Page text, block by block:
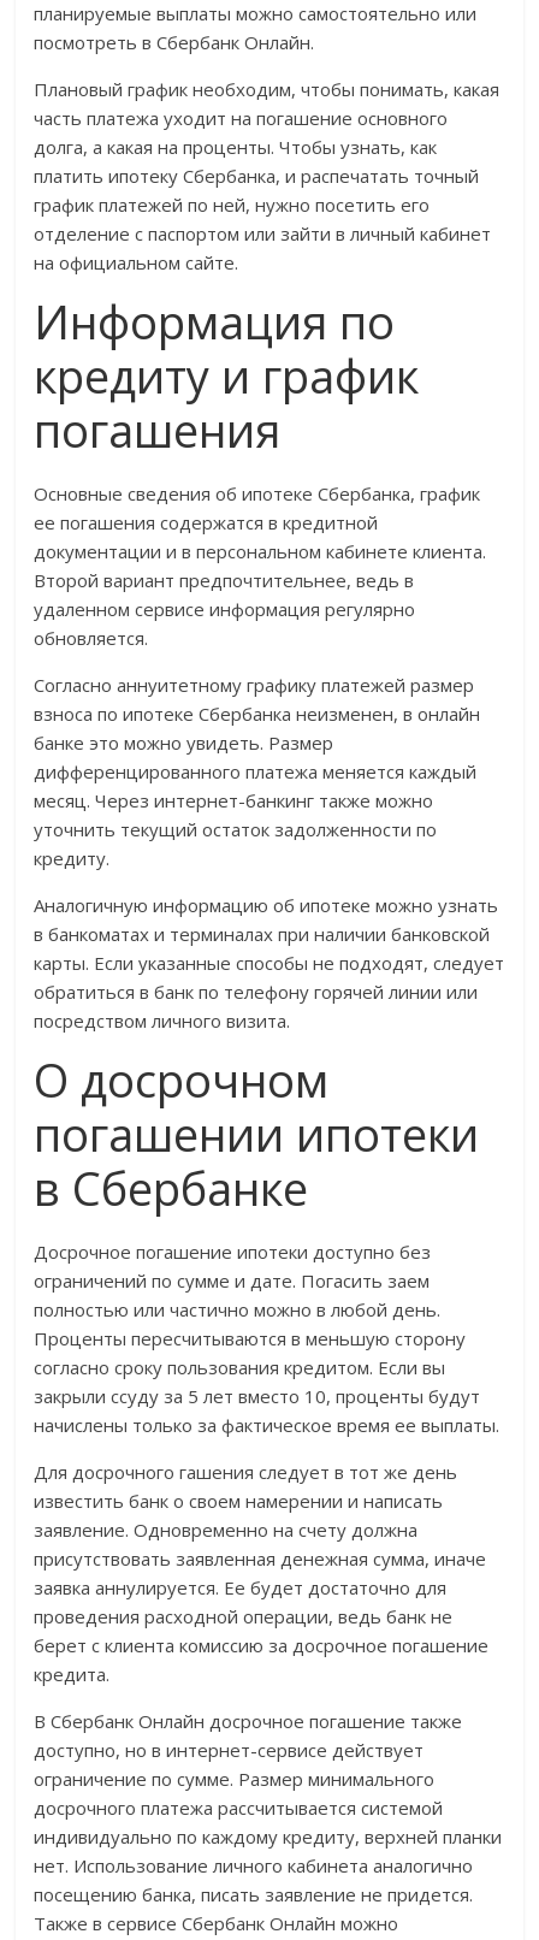
планируемые выплаты можно самостоятельно или
посмотреть в Сбербанк Онлайн.
Плановый график необходим, чтобы понимать, какая
часть платежа уходит на погашение основного
долга, а какая на проценты. Чтобы узнать, как
платить ипотеку Сбербанка, и распечатать точный
график платежей по ней, нужно посетить его
отделение с паспортом или зайти в личный кабинет
на официальном сайте.
Информация по
кредиту и график
погашения
Основные сведения об ипотеке Сбербанка, график
ее погашения содержатся в кредитной
документации и в персональном кабинете клиента.
Второй вариант предпочтительнее, ведь в
удаленном сервисе информация регулярно
обновляется.
Согласно аннуитетному графику платежей размер
взноса по ипотеке Сбербанка неизменен, в онлайн
банке это можно увидеть. Размер
дифференцированного платежа меняется каждый
месяц. Через интернет-банкинг также можно
уточнить текущий остаток задолженности по
кредиту.
Аналогичную информацию об ипотеке можно узнать
в банкоматах и терминалах при наличии банковской
карты. Если указанные способы не подходят, следует
обратиться в банк по телефону горячей линии или
посредством личного визита.
О досрочном
погашении ипотеки
в Сбербанке
Досрочное погашение ипотеки доступно без
ограничений по сумме и дате. Погасить заем
полностью или частично можно в любой день.
Проценты пересчитываются в меньшую сторону
согласно сроку пользования кредитом. Если вы
закрыли ссуду за 5 лет вместо 10, проценты будут
начислены только за фактическое время ее выплаты.
Для досрочного гашения следует в тот же день
известить банк о своем намерении и написать
заявление. Одновременно на счету должна
присутствовать заявленная денежная сумма, иначе
заявка аннулируется. Ее будет достаточно для
проведения расходной операции, ведь банк не
берет с клиента комиссию за досрочное погашение
кредита.
В Сбербанк Онлайн досрочное погашение также
доступно, но в интернет-сервисе действует
ограничение по сумме. Размер минимального
досрочного платежа рассчитывается системой
индивидуально по каждому кредиту, верхней планки
нет. Использование личного кабинета аналогично
посещению банка, писать заявление не придется.
Также в сервисе Сбербанк Онлайн можно